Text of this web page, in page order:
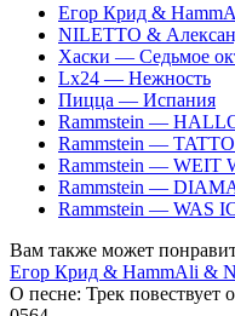
Егор Крид &
NILETTO &
Хаски — Седьмое
Lx24 — Нежность
Пицца — Испания
Rammstein —
Rammstein —
Rammstein — WEIT
Rammstein —
Rammstein — WAS
Вам также может
Егор Крид & HammAli &
О песне: Трек повествует